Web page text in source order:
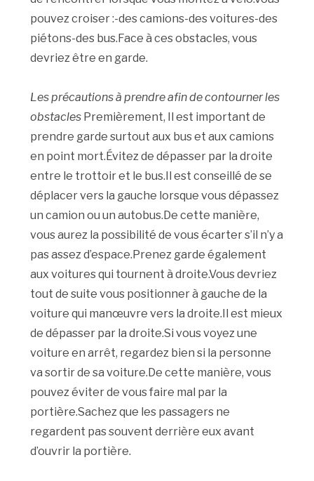
pouvez croiser :-des camions-des voitures-des
piétons-des bus.Face à ces obstacles, vous
devriez être en garde.
Les précautions à prendre afin de contourner les
obstacles Premièrement, Il est important de
prendre garde surtout aux bus et aux camions
en point mort.Évitez de dépasser par la droite
entre le trottoir et le bus.Il est conseillé de se
déplacer vers la gauche lorsque vous dépassez
un camion ou un autobus.De cette manière,
vous aurez la possibilité de vous écarter s’il n’y a
pas assez d’espace.Prenez garde également
aux voitures qui tournent à droite.Vous devriez
tout de suite vous positionner à gauche de la
voiture qui manœuvre vers la droite.Il est mieux
de dépasser par la droite.Si vous voyez une
voiture en arrêt, regardez bien si la personne
va sortir de sa voiture.De cette manière, vous
pouvez éviter de vous faire mal par la
portière.Sachez que les passagers ne
regardent pas souvent derrière eux avant
d’ouvrir la portière.